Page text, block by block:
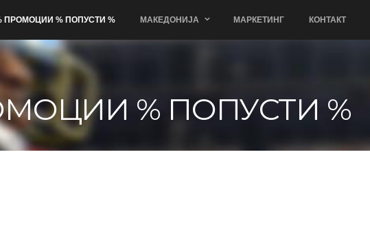
ПРОМОЦИИ % ПОПУСТИ % МАКЕДОНИЈА МАРКЕТИНГ КОНТАКТ
% ПОПУСТИ %